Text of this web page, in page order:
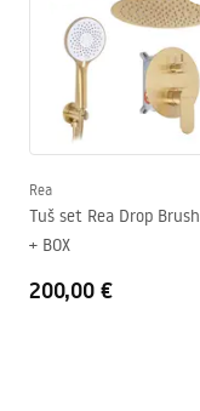
Boja stakla
Način otvaranja
Seria
Montaža
Smjer kabine
Jamstvo
Premaz Easy Clean
shower
Instrukcja
Rea
Tuš set Rea Drop
+ BOX
200,00 €